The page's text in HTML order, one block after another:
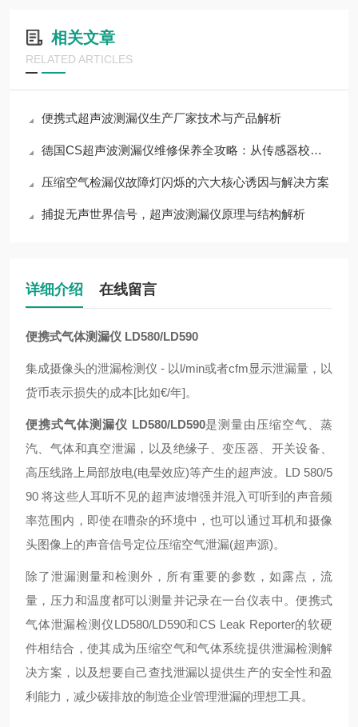
相关文章
RELATED ARTICLES
便携式超声波测漏仪生产厂家技术与产品解析
德国CS超声波测漏仪维修保养全攻略：从传感器校准到电池寿命优化
压缩空气检漏仪故障灯闪烁的六大核心诱因与解决方案
捕捉无声世界信号，超声波测漏仪原理与结构解析​
详细介绍 在线留言
便携式气体测漏仪 LD580/LD590
集成摄像头的泄漏检测仪 - 以l/min或者cfm显示泄漏量，以
货币表示损失的成本[比如€/年]。
便携式气体测漏仪 LD580/LD590是测量由压缩空气、蒸
汽、气体和真空泄漏，以及绝缘子、变压器、开关设备、
高压线路上局部放电(电晕效应)等产生的超声波。LD 580/5
90 将这些人耳听不见的超声波增强并混入可听到的声音频
率范围内，即使在嘈杂的环境中，也可以通过耳机和摄像
头图像上的声音信号定位压缩空气泄漏(超声源)。
除了泄漏测量和检测外，所有重要的参数，如露点，流
量，压力和温度都可以测量并记录在一台仪表中。便携式
气体泄漏检测仪LD580/LD590和CS Leak Reporter的软硬
件相结合，使其成为压缩空气和气体系统提供泄漏检测解
决方案，以及想要自己查找泄漏以提供生产的安全性和盈
利能力，减少碳排放的制造企业管理泄漏的理想工具。